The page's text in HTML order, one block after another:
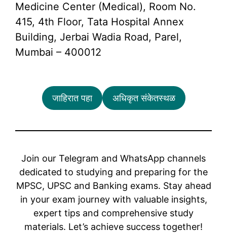
Medicine Center (Medical), Room No.
415, 4th Floor, Tata Hospital Annex
Building, Jerbai Wadia Road, Parel,
Mumbai – 400012
जाहिरात पहा अधिकृत संकेतस्थळ
Join our Telegram and WhatsApp channels
dedicated to studying and preparing for the
MPSC, UPSC and Banking exams. Stay ahead
in your exam journey with valuable insights,
expert tips and comprehensive study
materials. Let’s achieve success together!